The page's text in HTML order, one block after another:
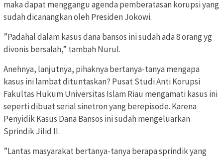
maka dapat menggangu agenda pemberatasan korupsi yang
sudah dicanangkan oleh Presiden Jokowi.
”Padahal dalam kasus dana bansos ini sudah ada 8 orang yg
divonis bersalah,” tambah Nurul.
Anehnya, lanjutnya, pihaknya bertanya-tanya mengapa
kasus ini lambat dituntaskan? Pusat Studi Anti Korupsi
Fakultas Hukum Universitas Islam Riau mengamati kasus ini
seperti dibuat serial sinetron yang berepisode. Karena
Penyidik Kasus Dana Bansos ini sudah mengeluarkan
Sprindik Jilid II.
”Lantas masyarakat bertanya-tanya berapa sprindik yang